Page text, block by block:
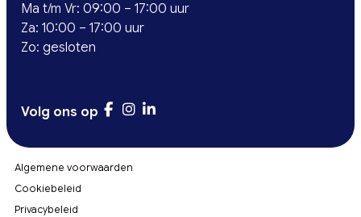
Ma t/m Vr: 09:00 – 17:00 uur
Za: 10:00 – 17:00 uur
Zo: gesloten
Volg ons op
Algemene voorwaarden
Cookiebeleid
Privacybeleid